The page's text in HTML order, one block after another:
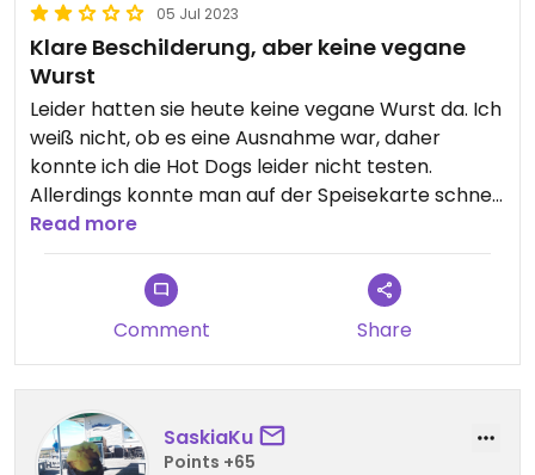
05 Jul 2023
Klare Beschilderung, aber keine vegane
Wurst
Leider hatten sie heute keine vegane Wurst da. Ich
weiß nicht, ob es eine Ausnahme war, daher
konnte ich die Hot Dogs leider nicht testen.
Allerdings konnte man auf der Speisekarte schnell
erkennen, welche HotDogs vegan und vegetarisch
möglich waren.
Read more
Comment Share
SaskiaKu
Points +65